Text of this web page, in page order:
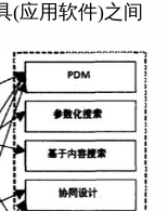
(应用软件)之间